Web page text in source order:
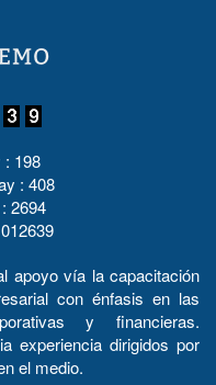
: 198
: 408
2694
apoyo vía la capacitación
con énfasis en las
y financieras.
experiencia dirigidos por
el medio.